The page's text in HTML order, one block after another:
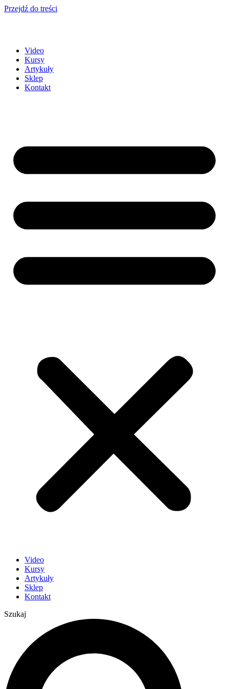
Przejdź do treści
Video
Kursy
Artykuły
Sklep
Kontakt
Video
Kursy
Artykuły
Sklep
Kontakt
Szukaj